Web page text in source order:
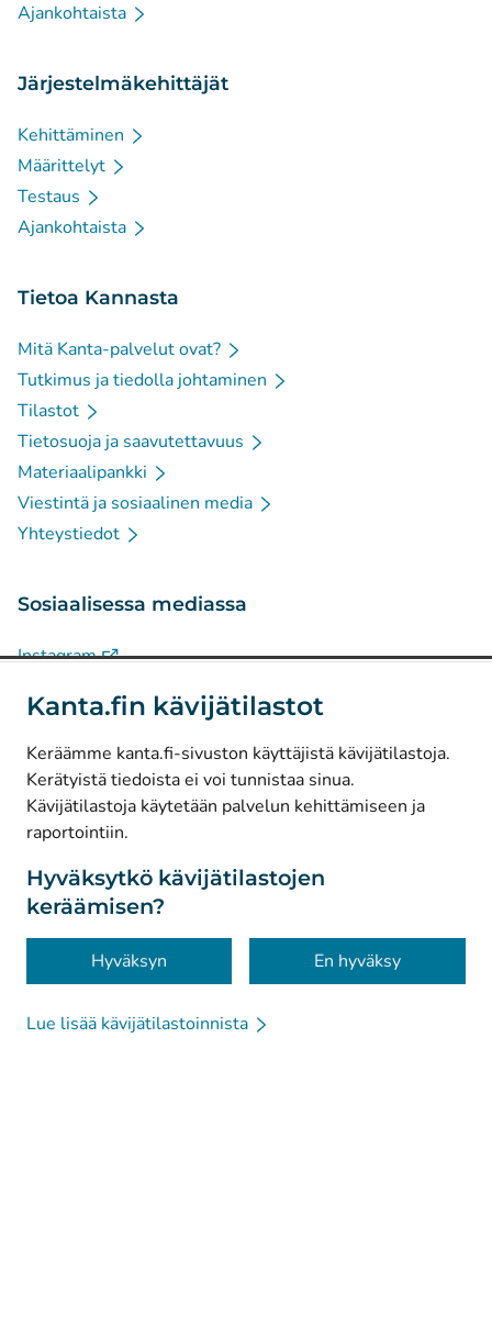
Kanta.fin kävijätilastot
Keräämme kanta.fi-sivuston käyttäjistä kävijätilastoja.
Kerätyistä tiedoista ei voi tunnistaa sinua.
Kävijätilastoja käytetään palvelun kehittämiseen ja
raportointiin.
Hyväksytkö kävijätilastojen
keräämisen?
Hyväksyn En hyväksy
Lue lisää kävijätilastoinnista
Ajankohtaista
Järjestelmäkehittäjät
Kehittäminen
Määrittelyt
Testaus
Ajankohtaista
Tietoa Kannasta
Mitä Kanta-palvelut ovat?
Tutkimus ja tiedolla johtaminen
Tilastot
Tietosuoja ja saavutettavuus
Materiaalipankki
Viestintä ja sosiaalinen media
Yhteystiedot
Sosiaalisessa mediassa
Instagram(Avautuu uuteen välilehteen)
Facebook(Avautuu uuteen välilehteen)
© Kanta-Palvelut, Kansaneläkelaitos
Tietosuoja
Tietoa sivustosta
Saavutettavuus
Evästeet